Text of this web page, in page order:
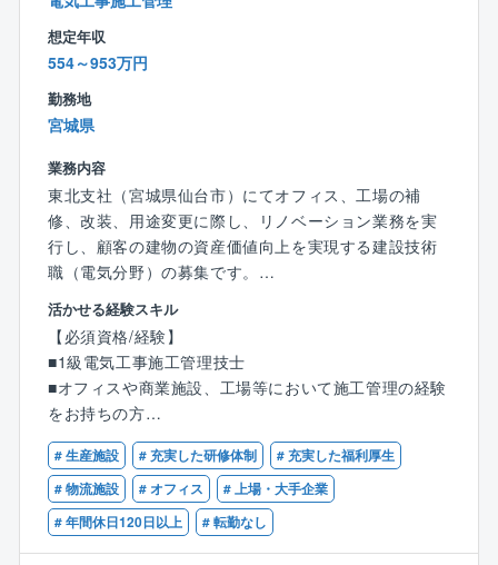
※契約社員の場合は転勤なし、70歳まで継続雇用可能と
長く働いていただける環境です。
【具体的には】
■施工計画の検討および作成
■施工図の作成
■パートナー企業の選定
■施工管理（工程管理、品質管理、安全管理、原価管
理）
■工事監理
■竣工検査
【物件例】
オフィスビル／商業施設／病院／大学／研究施設／工
場／物流施設／公共施設／文化施設／マンション／戸
建住宅／ダム／トンネル／空港／港湾／最終処分場／
治山／石油精製プラント／化学プラント／ガス液化プ
ラント／ガス処理プラント／焼却プラント／ごみ処理
プラント／原子力発電プラント／火力発電プラント／
浄水プラント／下水処理プラント／排水処理プラント
／製鉄工場／医薬品工場／食品工場／飲料工場 等
想定年収
554～953万円
勤務地
宮城県
業務内容
東北支社（宮城県仙台市）にてオフィス、工場の補
修、改装、用途変更に際し、リノベーション業務を実
行し、顧客の建物の資産価値向上を実現する建設技術
職（電気分野）の募集です。
※1級電気施工管理技士をお持ちの方向けの求人です。
【具体的には】
オフィス・工場の補修・改修・用途変更に伴う、施工
管理業務（計画から施工管理、アフターフォローま
で）、東北６県での施工管理業務を担当します。
【同社における施工管理とは】
同社は効率的な水処理設備の導入、省エネルギーが実
現されるビル、工場の構築等、社会的に価値のある多
種多様なインフラ構築を実現する事業を行っていま
活かせる経験スキル
【必須資格/経験】
■1級電気工事施工管理技士
■オフィスや商業施設、工場等において施工管理の経験
をお持ちの方
【歓迎経験】
■工場分野での施工管理の実務経験
# 生産施設 # 充実した研修体制
# 充実した福利厚生
# 物流施設
# オフィス
# 上場・大手企業
# 年間休日120日以上
# 転勤なし